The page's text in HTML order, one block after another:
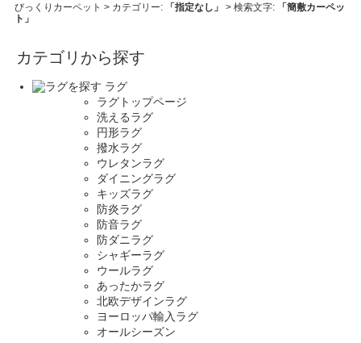
びっくりカーペット > カテゴリー: 「指定なし」 > 検索文字:
「簡敷カーペッ
ト」
カテゴリから探す
ラグ
ラグトップページ
洗えるラグ
円形ラグ
撥水ラグ
ウレタンラグ
ダイニングラグ
キッズラグ
防炎ラグ
防音ラグ
防ダニラグ
シャギーラグ
ウールラグ
あったかラグ
北欧デザインラグ
ヨーロッパ輸入ラグ
オールシーズン